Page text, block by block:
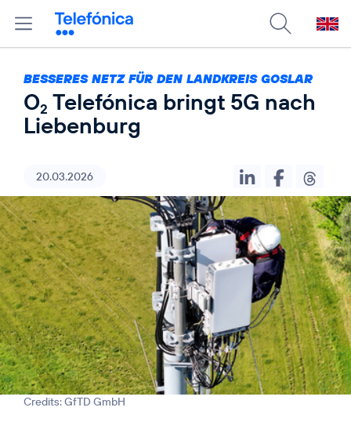
BESSERES NETZ FÜR DEN LANDKREIS GOSLAR
O2 Telefónica bringt 5G nach
Liebenburg
20.03.2026
Credits: GfTD GmbH